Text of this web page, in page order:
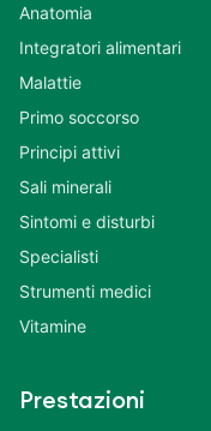
Anatomia
Integratori alimentari
Malattie
Primo soccorso
Principi attivi
Sali minerali
Sintomi e disturbi
Specialisti
Strumenti medici
Vitamine
Prestazioni